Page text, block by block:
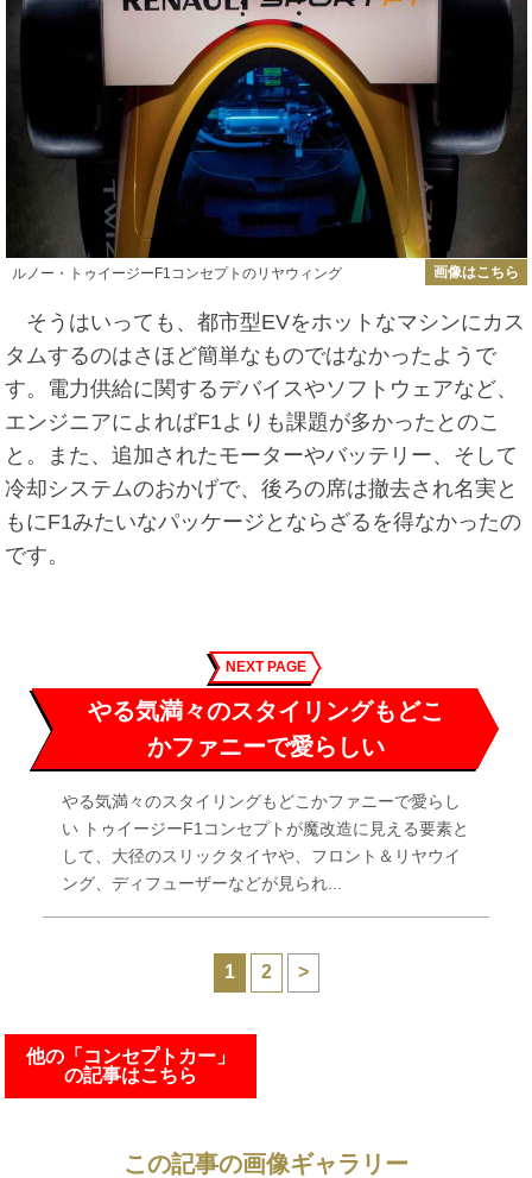
ルノー・トゥイージーF1コンセプトのリヤウィング 画像はこちら
そうはいっても、都市型EVをホットなマシンにカス
タムするのはさほど簡単なものではなかったようで
す。電力供給に関するデバイスやソフトウェアなど、
エンジニアによればF1よりも課題が多かったとのこ
と。また、追加されたモーターやバッテリー、そして
冷却システムのおかげで、後ろの席は撤去され名実と
もにF1みたいなパッケージとならざるを得なかったの
です。
NEXT PAGE
やる気満々のスタイリングもどこ
かファニーで愛らしい
やる気満々のスタイリングもどこかファニーで愛らし
い トゥイージーF1コンセプトが魔改造に見える要素と
して、大径のスリックタイヤや、フロント＆リヤウイ
ング、ディフューザーなどが見られ...
1 2 >
他の「コンセプトカー」
の記事はこちら
この記事の画像ギャラリー